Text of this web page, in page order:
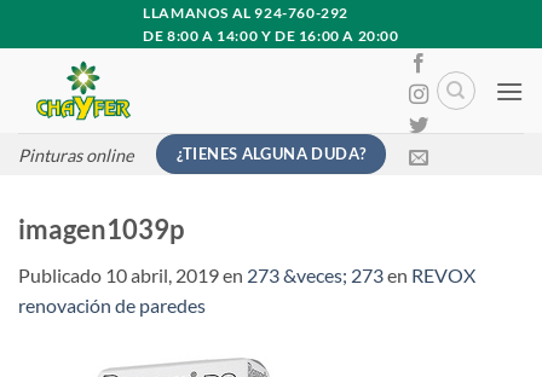
al
contenido
LLAMANOS AL 924-760-292
DE 8:00 A 14:00 Y DE 16:00 A 20:00
Pinturas online ¿TIENES ALGUNA DUDA?
imagen1039p
Publicado 10 abril, 2019en 273 &veces; 273en REVOX
renovación de paredes